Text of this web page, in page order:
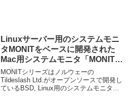
Linuxサーバー用のシステムモニ
タMONITをベースに開発された
Mac用システムモニタ「MONIT
Widget」にサーマルビューが追
加され無料利用可能に。
MONITシリーズはノルウェーの
Tildeslash Ltd.がオープンソースで開発し
ているBSD, Linux用のシステムモニタツ